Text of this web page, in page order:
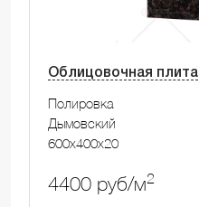
Облицовочная плита
Полировка
Дымовский
600x400x20
4400 руб/м2